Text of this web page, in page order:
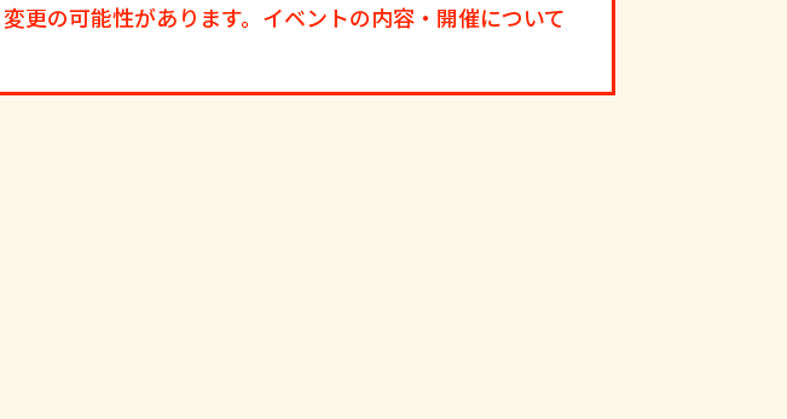
更の可能性があります。イベントの内容・開催について